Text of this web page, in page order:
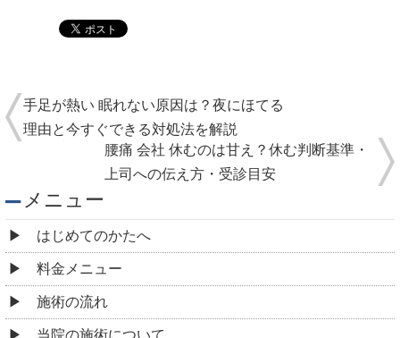
手足が熱い 眠れない原因は？夜にほてる
理由と今すぐできる対処法を解説
腰痛 会社 休むのは甘え？休む判断基準・
上司への伝え方・受診目安
メニュー
はじめてのかたへ
料金メニュー
施術の流れ
当院の施術について